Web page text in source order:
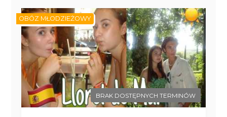
BRAK DOSTĘPNYCH TERMINÓW
OBÓZ MŁODZIEŻOWY